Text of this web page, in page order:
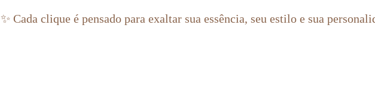
✨ Cada clique é pensado para exaltar sua essência, seu estilo e sua